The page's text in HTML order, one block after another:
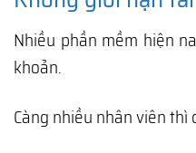
Nhiều phần mềm hiện
khoản.
Càng nhiều nhân viên thì